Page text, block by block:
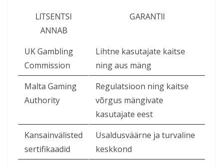
LITSENTSI
ANNAB
GARANTII
UK Gambling
Commission
Lihtne kasutajate kaitse
ning aus mäng
Malta Gaming
Authority
Regulatsioon ning kaitse
võrgus mängivate
kasutajate eest
Kansainvälisted
sertifikaadid
Usaldusväärne ja turvaline
keskkond